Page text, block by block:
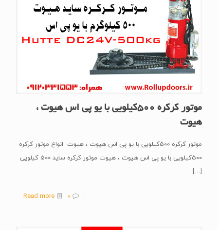
موتور کرکره 500کیلویی با یو پی اس هیوت ،
هیوت
موتور کرکره 500کیلویی با یو پی اس هیوت ، هیوت انواع موتور کرکره
500کیلویی با یو پی اس هیوت ، هیوت موتور کرکره ساید 500 کیلویی
[…]
0
Read more